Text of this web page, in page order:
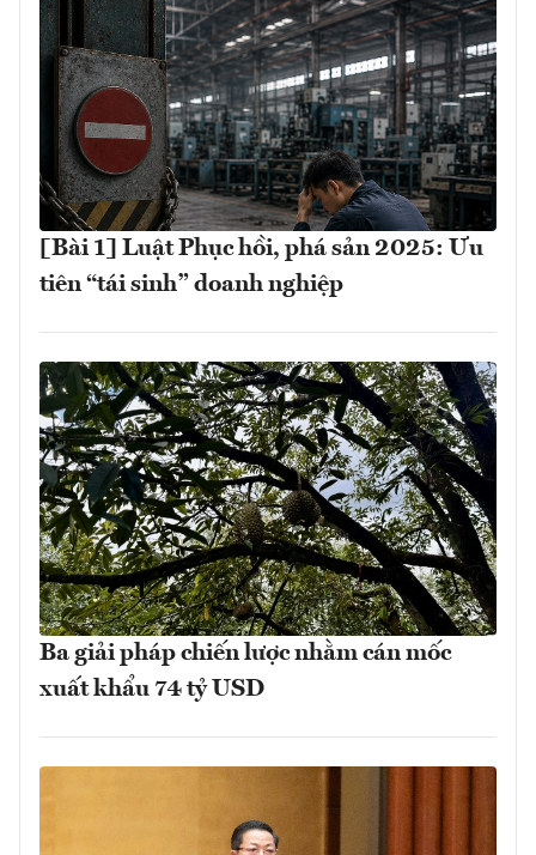
[Bài 1] Luật Phục hồi, phá sản 2025: Ưu
tiên “tái sinh” doanh nghiệp
Ba giải pháp chiến lược nhằm cán mốc
xuất khẩu 74 tỷ USD